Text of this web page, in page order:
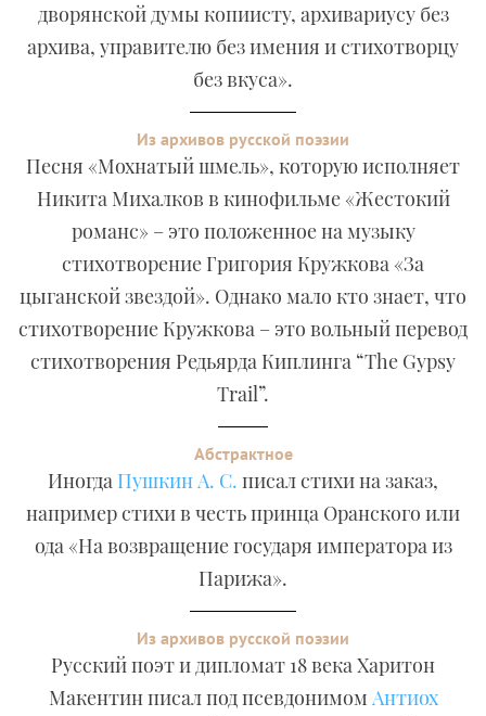
дворянской думы копиисту, архивариусу без
архива, управителю без имения и стихотворцу
без вкуса».
Из архивов русской поэзии
Песня «Мохнатый шмель», которую исполняет
Никита Михалков в кинофильме «Жестокий
романс» – это положенное на музыку
стихотворение Григория Кружкова «За
цыганской звездой». Однако мало кто знает, что
стихотворение Кружкова – это вольный перевод
стихотворения Редьярда Киплинга “The Gypsy
Trail”.
Абстрактное
Иногда Пушкин А. С. писал стихи на заказ,
например стихи в честь принца Оранского или
ода «На возвращение государя императора из
Парижа».
Из архивов русской поэзии
Русский поэт и дипломат 18 века Харитон
Макентин писал под псевдонимом Антиох